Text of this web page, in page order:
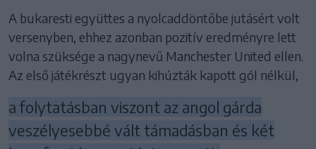
A bukaresti együttes a nyolcaddöntőbe jutásért volt
versenyben, ehhez azonban pozitív eredményre lett
volna szüksége a nagynevű Manchester United ellen.
Az első játékrészt ugyan kihúzták kapott gól nélkül,
a folytatásban viszont az angol gárda
veszélyesebbé vált támadásban és két